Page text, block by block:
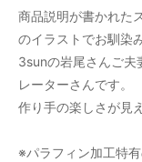
商品説明が書かれた
のイラストでお馴染
3sunの岩尾さんご夫
レーターさんです。
作り手の楽しさが見
※パラフィン加工特